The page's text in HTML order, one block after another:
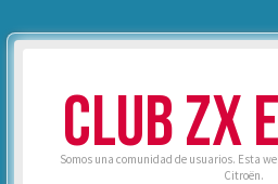
CLUB ZX
Somos una comunidad de usuarios. Esta
Citroën.